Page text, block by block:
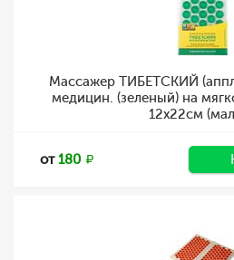
Массажер ТИБЕТСКИЙ
медицин. (зеленый) на
12x22см
от180